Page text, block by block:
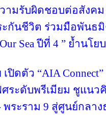
ามรับผิดชอบต่อสังคม
ะกันชีวิต ร่วมมือพันธ
Sea ปีที่ 4 ” ย้ำนโ
เปิดตัว “AIA
ะดับพรีเมียม ชูแนวคิด
ระราม 9 สู่ศูนย์กลา